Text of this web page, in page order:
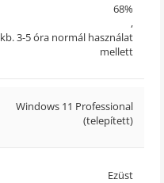
68%
,
kb. 3-5 óra normál használat
mellett
Windows 11 Professional
(telepített)
Ezüst